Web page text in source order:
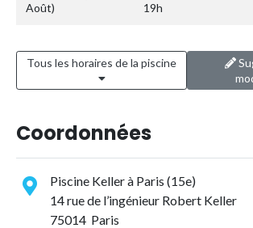
Août)
19h
Tous les horaires de la piscine
Coordonnées
Piscine Keller à Paris (15e)
14 rue de l’ingénieur Robert Keller
75014 Paris